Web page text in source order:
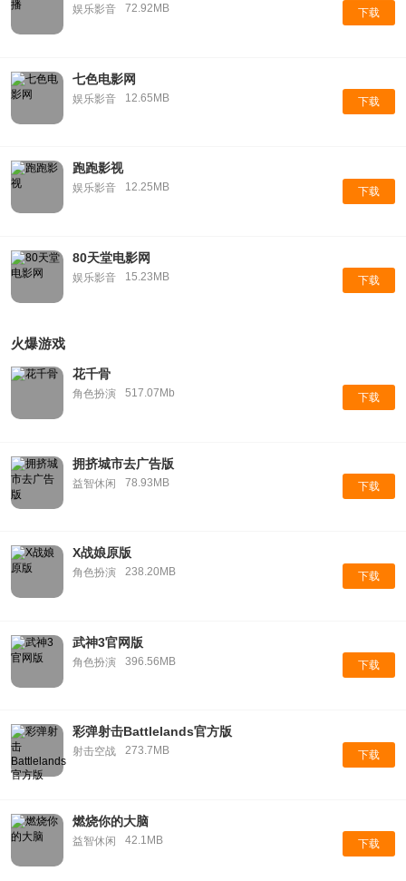
娱乐影音 72.92MB 下载
七色电影网
娱乐影音 12.65MB 下载
跑跑影视
娱乐影音 12.25MB 下载
80天堂电影网
娱乐影音 15.23MB 下载
火爆游戏
花千骨
角色扮演 517.07Mb 下载
拥挤城市去广告版
益智休闲 78.93MB 下载
X战娘原版
角色扮演 238.20MB 下载
武神3官网版
角色扮演 396.56MB 下载
彩弹射击Battlelands官方版
射击空战 273.7MB 下载
燃烧你的大脑
益智休闲 42.1MB 下载